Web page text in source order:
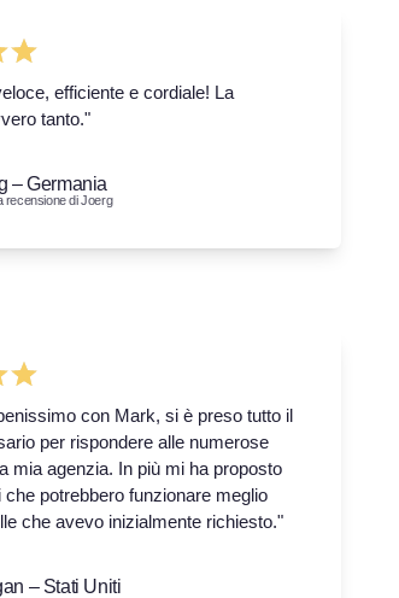
efficiente e cordiale! La
tanto."
– Germania
recensione di Joerg
con Mark, si è preso tutto il
per rispondere alle numerose
mia agenzia. In più mi ha proposto
che potrebbero funzionare meglio
che avevo inizialmente richiesto."
– Stati Uniti